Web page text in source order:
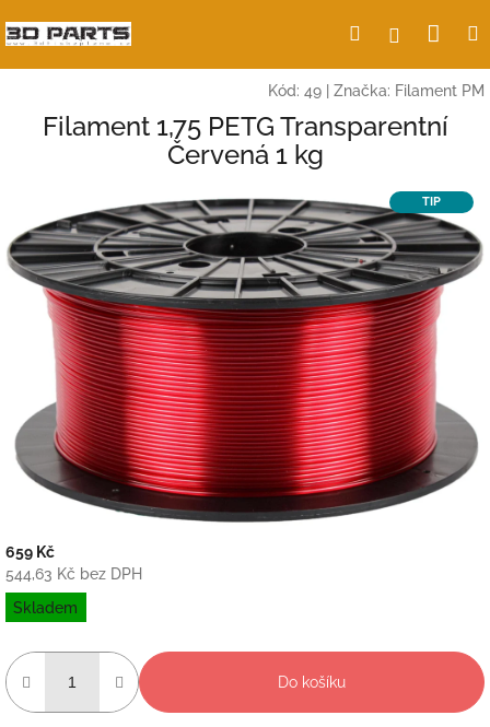
na
HledatPřihlášení
Kód: 49 Značka: Filament PM
Filament 1,75 PETG Transparentní
Červená 1 kg
TIP
659 Kč
544,63 Kč bez DPH
Měrná
cena:
Skladem
Do košíku